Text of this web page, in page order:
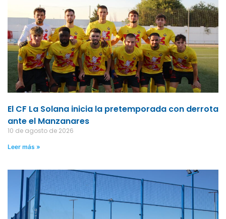
El CF La Solana inicia la pretemporada con derrota
ante el Manzanares
10 de agosto de 2026
Leer más »